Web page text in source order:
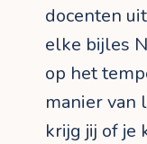
docenten
elke bijles
op het
manier van
krijg jij of je